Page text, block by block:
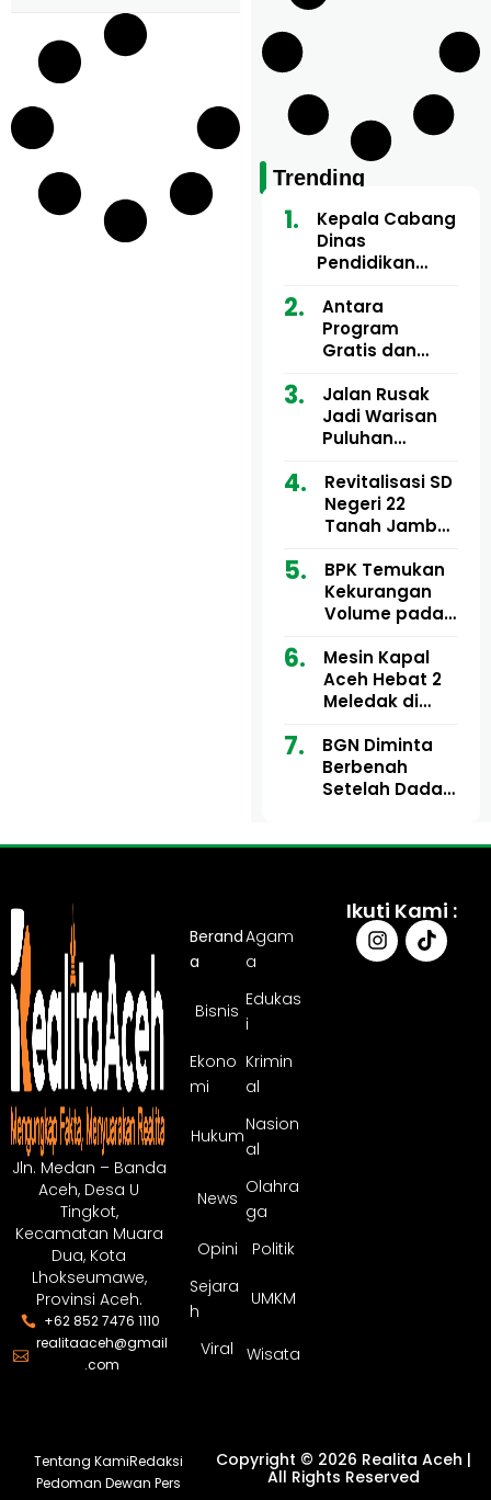
Trending
Kepala Cabang
Dinas
Pendidikan
Utara Buka
Pelatihan Deep
Learning serta
Artifisial bagi
Guru
Matematika
Antara
Program
Gratis dan
Motor Imum
Gampong, Uji
Nyali APH
Bermain di
Balik Rp250
Ribu
Jalan Rusak
Jadi Warisan
Puluhan
dan Tgk
Muharuddin
Kini Didesak
Revitalisasi SD
Negeri 22
Tanah Jambo
Miliar Tuai
Sorotan, Publik
Pertanyakan
Anggaran
BPK Temukan
Kekurangan
Volume pada
Aceh Utara
Tahun 2024,
Pengembalian
Sepenuhnya
Tuntas
Mesin Kapal
Aceh Hebat 2
Meledak di
Ulee Lheue, 14
Orang Derita
Luka Bakar
BGN Diminta
Berbenah
Setelah Dadan
Jln. Medan – Banda
Aceh, Desa U
Tingkot,
Kecamatan Muara
Dua, Kota
Lhokseumawe,
Provinsi Aceh.
+62 852 7476 1110
realitaaceh@gmail
.com
Berand
a
Agam
a
Bisnis
Edukas
i
Ekono
mi
Krimin
al
Hukum
Nasion
al
News
Olahra
ga
Opini
Politik
Sejara
h
UMKM
Viral Wisata
Ikuti Kami :
Tentang KamiRedaksi
Pedoman Dewan Pers
Copyright © 2026 Realita Aceh |
All Rights Reserved